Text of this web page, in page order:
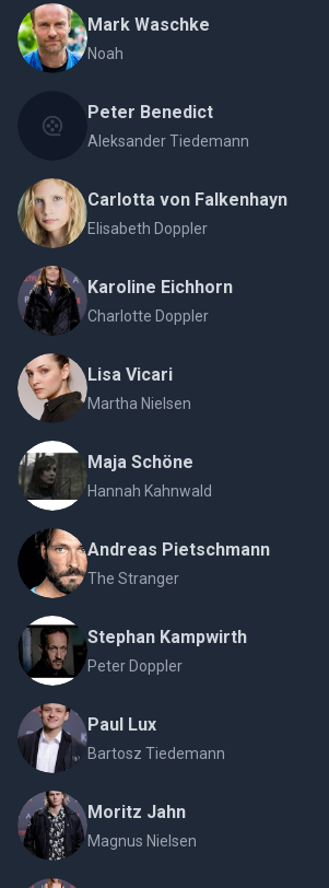
Mark Waschke
Noah
Peter Benedict
Aleksander Tiedemann
Carlotta von Falkenhayn
Elisabeth Doppler
Karoline Eichhorn
Charlotte Doppler
Lisa Vicari
Martha Nielsen
Maja Schöne
Hannah Kahnwald
Andreas Pietschmann
The Stranger
Stephan Kampwirth
Peter Doppler
Paul Lux
Bartosz Tiedemann
Moritz Jahn
Magnus Nielsen